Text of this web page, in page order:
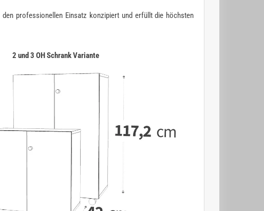
professionellen Einsatz konzipiert und erfüllt die höchsten
2 und 3 OH Schrank Variante